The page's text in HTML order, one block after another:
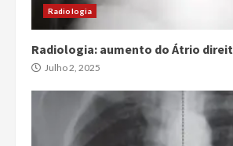
Radiologia
Radiologia: aumento do Átrio
Julho 2, 2025